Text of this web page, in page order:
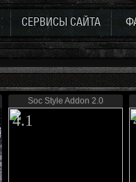
СЕРВИСЫ САЙТА
Soc Style Addon 2.0
4.1